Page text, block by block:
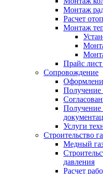
Монтаж
Расчет
Монтаж
Прайс
Сопровождение
Получение
Получение
Услуги
Строительство
Медный
давления
Расчет